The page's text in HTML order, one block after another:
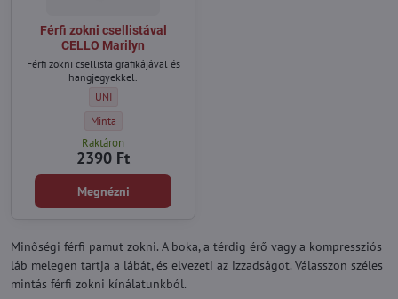
Férfi zokni csellistával
CELLO Marilyn
Férfi zokni csellista grafikájával és
hangjegyekkel.
Férfi zokni csellistával CELLO Marilyn - Méret:
UNI
Férfi zokni csellistával CELLO Marilyn - Szín:
Minta
Raktáron
2390 Ft
Megnézni
Minőségi férfi pamut zokni. A boka, a térdig érő vagy a kompressziós
láb melegen tartja a lábát, és elvezeti az izzadságot. Válasszon széles
mintás férfi zokni kínálatunkból.